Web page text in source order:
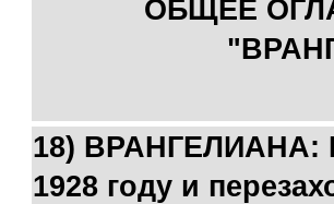
ОБЩЕЕ
18) ВРАНГЕЛИАНА:
1928 году и